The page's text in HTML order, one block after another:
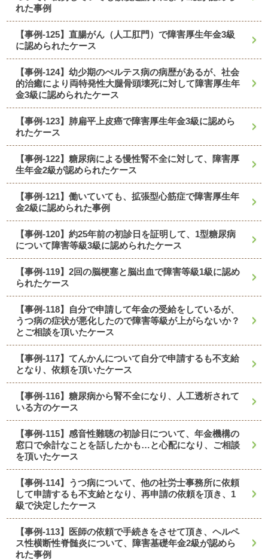
れた事例
【事例-125】直腸がん（人工肛門）で障害厚生年金3級
に認められたケース
【事例-124】幼少期のぺルテス病の病歴があるが、社会
的治癒により両特発性大腿骨頭壊死に対して障害厚生年
金3級に認められたケース
【事例-123】肺扁平上皮癌で障害厚生年金3級に認めら
れたケース
【事例-122】糖尿病による慢性腎不全に対して、障害厚
生年金2級が認められたケース
【事例-121】働いていても、拡張型心筋症で障害厚生年
金2級に認められた事例
【事例-120】約25年前の初診日を証明して、1型糖尿病
について障害等級3級に認められたケース
【事例-119】2回の脳梗塞と脳出血で障害等級1級に認め
られたケース
【事例-118】自分で申請して年金の受給をしているが、
うつ病の症状が悪化したので障害等級が上がらないか？
とご相談を頂いたケース
【事例-117】てんかんについて自分で申請するも不支給
となり、依頼を頂いたケース
【事例-116】糖尿病から腎不全になり、人工透析されて
いる方のケース
【事例-115】感音性難聴の初診日について、年金機構の
窓口で余計なことを話したかも…と心配になり、ご相談
を頂いたケース
【事例-114】うつ病について、他の社労士事務所に依頼
して申請するも不支給となり、再申請の依頼を頂き、1
級で決定したケース
【事例-113】医師の依頼で手続きをさせて頂き、ヘルペ
ス性横断性脊髄炎について、障害基礎年金2級が認めら
れた事例